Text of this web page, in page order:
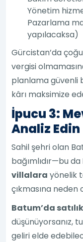
Yönetim
Pazarlama
yapılacaksa)
Gürcistan’da
vergisi
planlama güvenli
kârı maksimize
İpucu 3:
Analiz Edin
Sahil şehri olan
bağımlıdır—bu da
villalara yönelik
çıkmasına neden
Batum’da
düşünüyorsanız,
geliri elde